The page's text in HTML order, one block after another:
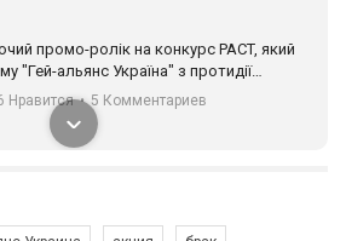
промо-ролік на конкурс PACT, який
"Гей-альянс Україна" з протидії
в Україні.
щоб реалізувати нашу
з насильством проти ЛГБТ в Україні.
Нравится • 5 Комментариев